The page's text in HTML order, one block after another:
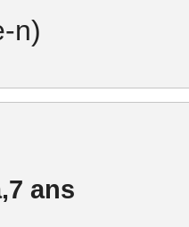
n)
ans